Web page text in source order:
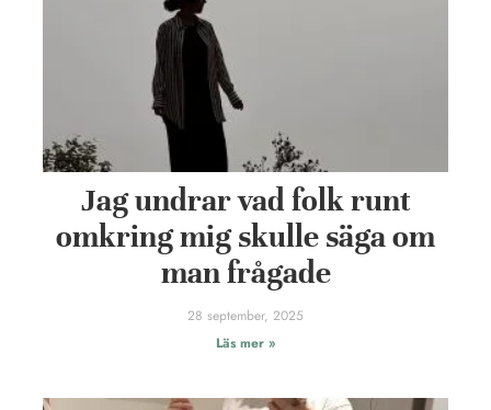
Jag undrar vad folk runt
omkring mig skulle säga om
man frågade
28 september, 2025
Läs mer »